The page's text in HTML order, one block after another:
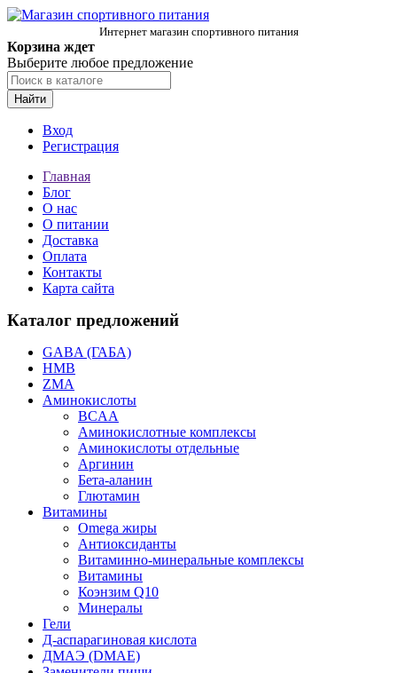
Интернет магазин спортивного питания
Корзина ждет
Выберите любое предложение
Найти
Вход
Регистрация
Главная
Блог
О нас
О питании
Доставка
Оплата
Контакты
Карта сайта
Каталог предложений
GABA (ГАБА)
HMB
ZMA
Аминокислоты
BCAA
Аминокислотные комплексы
Аминокислоты отдельные
Аргинин
Бета-аланин
Глютамин
Витамины
Omega жиры
Антиоксиданты
Витаминно-минеральные комплексы
Витамины
Коэнзим Q10
Минералы
Гели
Д-аспарагиновая кислота
ДМАЭ (DMAE)